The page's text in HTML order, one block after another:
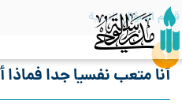
قسم السؤال التربية
أنا متعب نفسيا جدا فماذا